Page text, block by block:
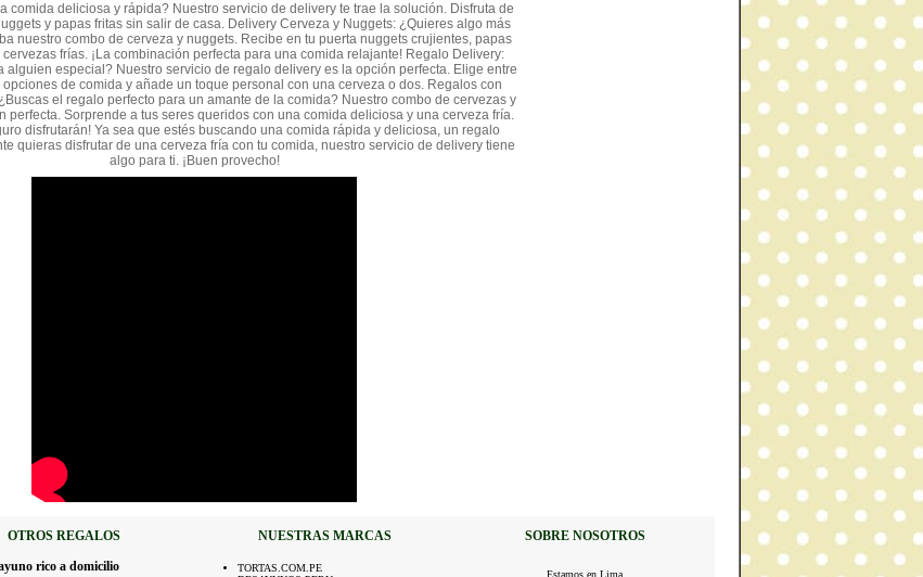
comida deliciosa y rápida? Nuestro servicio de delivery te trae la solución. Disfruta de
y papas fritas sin salir de casa. Delivery Cerveza y Nuggets: ¿Quieres algo más
nuestro combo de cerveza y nuggets. Recibe en tu puerta nuggets crujientes, papas
frías. ¡La combinación perfecta para una comida relajante! Regalo Delivery:
alguien especial? Nuestro servicio de regalo delivery es la opción perfecta. Elige entre
de comida y añade un toque personal con una cerveza o dos. Regalos con
el regalo perfecto para un amante de la comida? Nuestro combo de cervezas y
perfecta. Sorprende a tus seres queridos con una comida deliciosa y una cerveza fría.
disfrutarán! Ya sea que estés buscando una comida rápida y deliciosa, un regalo
quieras disfrutar de una cerveza fría con tu comida, nuestro servicio de delivery tiene
algo para ti. ¡Buen provecho!
OTROS REGALOS NUESTRAS MARCAS
SOBRE NOSOTROS
rico a domicilio
TORTAS.COM.PE
Estamos en Lima